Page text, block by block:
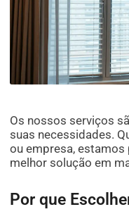
Os nossos serviços
suas necessidades.
ou empresa,
melhor solução em
Por que